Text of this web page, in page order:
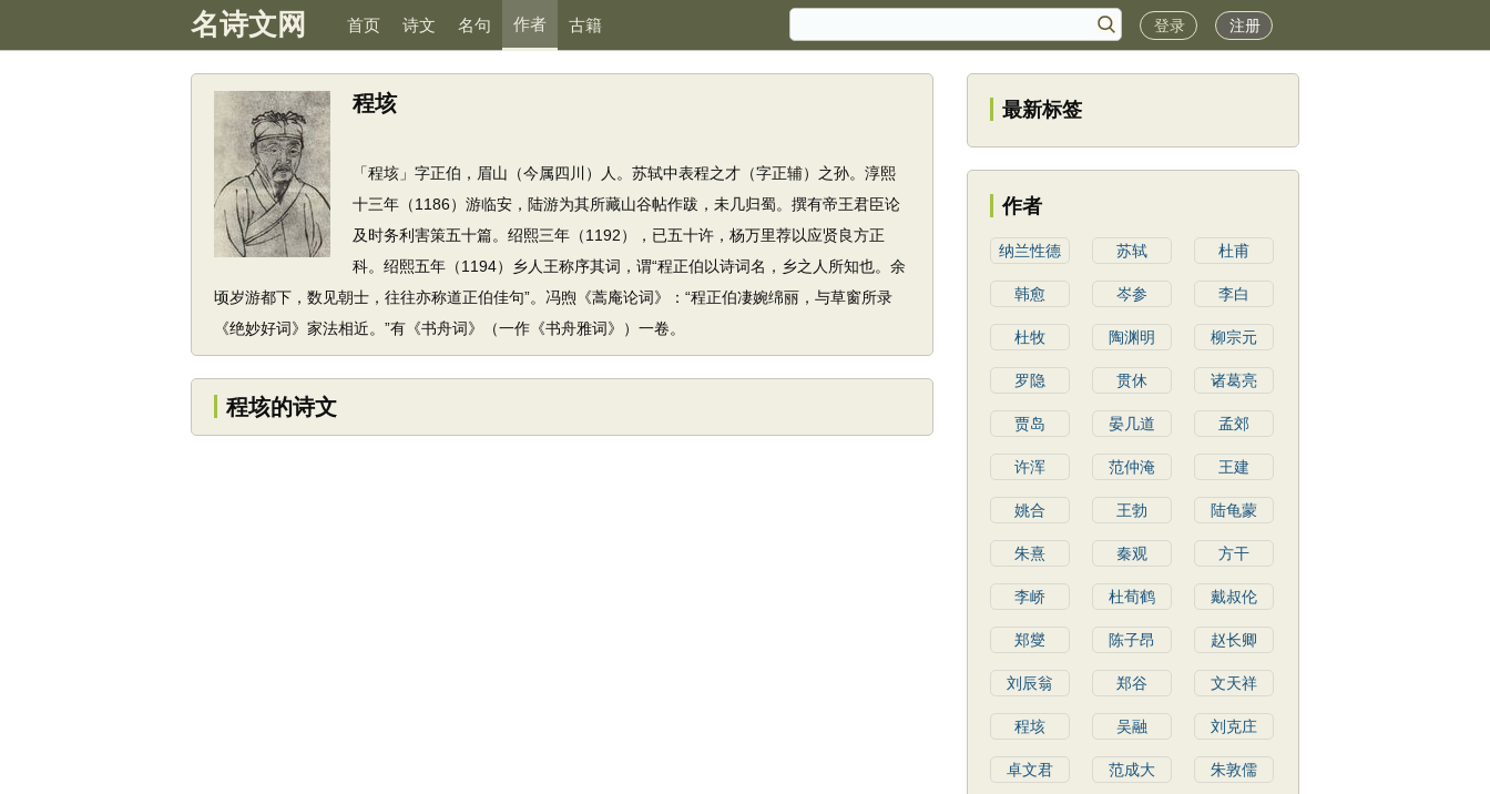
名诗文网 首页 诗文 名句 作者 古籍 登录 注册
程垓
「程垓」字正伯，眉山（今属四川）人。苏轼中表程之才（字正辅）之孙。淳熙
十三年（1186）游临安，陆游为其所藏山谷帖作跋，未几归蜀。撰有帝王君臣论
及时务利害策五十篇。绍熙三年（1192），已五十许，杨万里荐以应贤良方正
科。绍熙五年（1194）乡人王称序其词，谓“程正伯以诗词名，乡之人所知也。余
顷岁游都下，数见朝士，往往亦称道正伯佳句”。冯煦《蒿庵论词》：“程正伯凄婉绵丽，与草窗所录
《绝妙好词》家法相近。”有《书舟词》（一作《书舟雅词》）一卷。
程垓的诗文
最新标签
作者
纳兰性德 苏轼 杜甫
韩愈 岑参 李白
杜牧 陶渊明 柳宗元
罗隐 贯休 诸葛亮
贾岛 晏几道 孟郊
许浑 范仲淹 王建
姚合 王勃 陆龟蒙
朱熹 秦观 方干
李峤 杜荀鹤 戴叔伦
郑燮 陈子昂 赵长卿
刘辰翁 郑谷 文天祥
程垓 吴融 刘克庄
卓文君 范成大 朱敦儒